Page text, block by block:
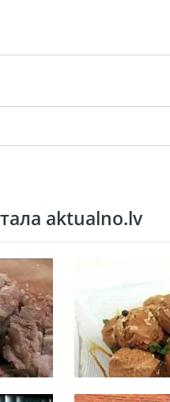
aktualno.lv